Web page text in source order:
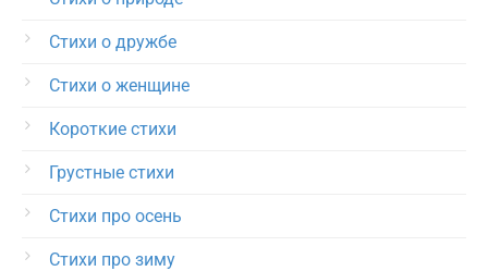
Стихи о дружбе
Стихи о женщине
Короткие стихи
Грустные стихи
Стихи про осень
Стихи про зиму